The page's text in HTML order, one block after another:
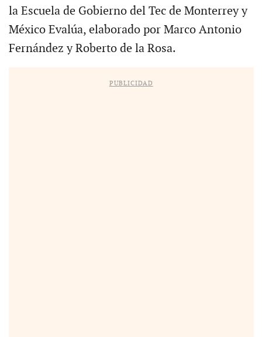
la Escuela de Gobierno del Tec de Monterrey y
México Evalúa, elaborado por Marco Antonio
Fernández y Roberto de la Rosa.
PUBLICIDAD